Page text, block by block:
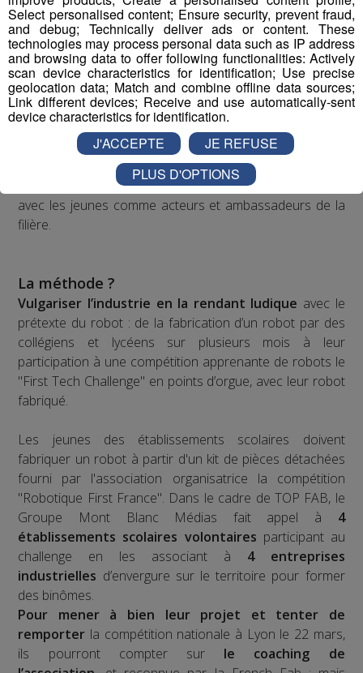
audiovisuel inspirant qui raconte
la fierté industrielle par la jeune
génération
Dans l’esprit d'un “top chef de l’industrie”, à l’image de la
nouvelle perception désirable suscitée pour la cuisine
suite à l’impulsion et la récurrence média depuis 15 ans.
riquer la nouvelle perception du monde industriel
avec les jeunes comme acteurs et ambassadeurs de la
filière.
La méthode ?
Vulgariser l’industrie en la rendant ludique avec le
prétexte du robot : de la fabrication d’un robot par des
collégiens et lycéens sur plusieurs mois à leur
participation à une compétition apprenante de robots le
"First Tech Challenge" en points d’orgue, avec leur robot
fabriqué.
Les jeunes des établissements scolaires doivent
fabriquer un robot à partir d'un kit de pièces détachées
fourni par l'association organisatrice la compétition
"Robotique First France". Dans le cadre de TOP FAB, le
Groupe Mont Blanc Médias fait appel à 4
établissements scolaires volontaires participant au
challenge en les associant à 4 entreprises
industrielles d’envergure sur le territoire pour former
des binômes.
Pour mener à bien leur projet et tenter de
remporter la compétition nationale à Lyon le 22 mars,
ils pourront compter sur le coaching de
Select personalised content; Ensure security, prevent fraud,
and debug; Technically deliver ads or content. These
technologies may process personal data such as IP address
and browsing data to offer following functionalities: Actively
scan device characteristics for identification; Use precise
geolocation data; Match and combine offline data sources;
Link different devices; Receive and use automatically-sent
device characteristics for identification.
J'ACCEPTE
JE REFUSE
PLUS D'OPTIONS